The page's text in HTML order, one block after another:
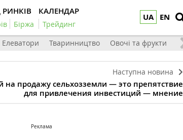
UA EN
КАЛЕНДАР
Біржа Трейдинг
Елеватори Тваринництво Овочі та фрукти
Наступна новина
на продажу сельхозземли — это препятствие
для привлечения инвестиций — мнение
Реклама